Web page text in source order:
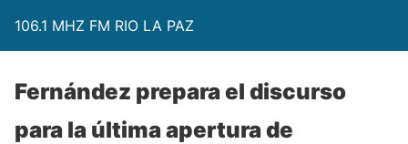
106.1 MHZ FM RIO LA PAZ
Fernández prepara el discurso
para la última apertura de